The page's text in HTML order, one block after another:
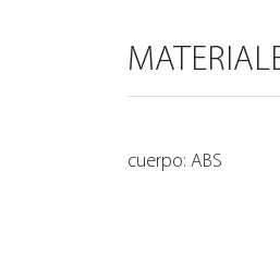
cuerpo: ABS